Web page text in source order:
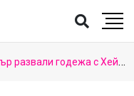
(Двамата плачат в заведение в Ню Йорк - Папарашко фото)